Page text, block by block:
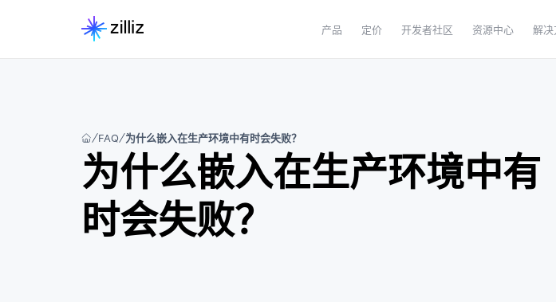
产品 定价 开发者社区 资源中心 解决
FAQ 为什么嵌入在生产环境中有时会失败？
为什么嵌入在生产环境中有
时会失败？